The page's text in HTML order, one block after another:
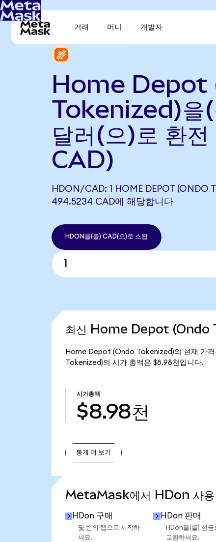
거래 머니 개발자
Home Depot
Tokenized)을(
달러(으)로 환
CAD)
HDON/CAD: 1 HOME DEPOT (ONDO
494.5234 CAD에 해당합니다
HDON을(를) CAD(으)로 스왑
최신 Home Depot (Ondo
Home Depot (Ondo Tokenized)의 현재 가
Tokenized)의 시가 총액은 $8.98천입니다.
시가총액
$8.98천
통계 더 보기
MetaMask에서 HDon 사용
HDon 구매
몇 번의 탭으로 시작하
세요.
HDon 판매
HDon을(를) 현금
교환하세요.